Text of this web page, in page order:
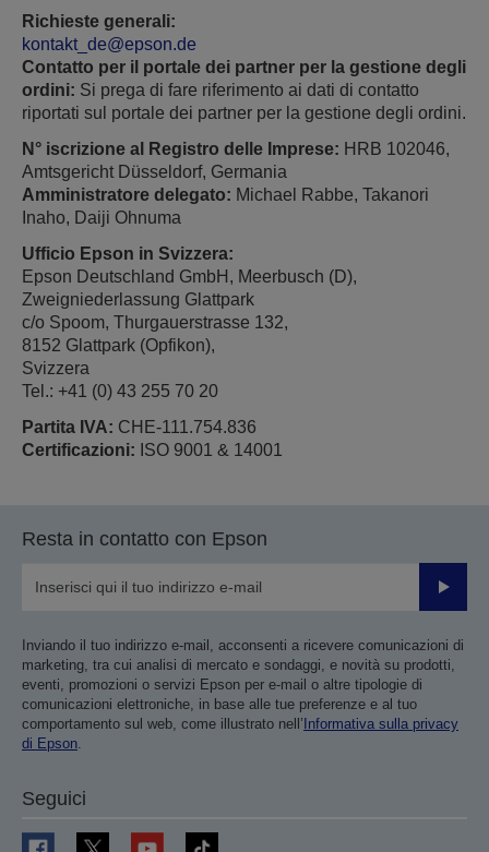
Richieste generali:
kontakt_de@epson.de
Contatto per il portale dei partner per la gestione degli
ordini: Si prega di fare riferimento ai dati di contatto
riportati sul portale dei partner per la gestione degli ordini.
N° iscrizione al Registro delle Imprese: HRB 102046,
Amtsgericht Düsseldorf, Germania
Amministratore delegato: Michael Rabbe, Takanori
Inaho, Daiji Ohnuma
Ufficio Epson in Svizzera:
Epson Deutschland GmbH, Meerbusch (D),
Zweigniederlassung Glattpark
c/o Spoom, Thurgauerstrasse 132,
8152 Glattpark (Opfikon),
Svizzera
Tel.: +41 (0) 43 255 70 20
Partita IVA: CHE-111.754.836
Certificazioni: ISO 9001 & 14001
Resta in contatto con Epson
Invia
Inviando il tuo indirizzo e-mail, acconsenti a ricevere comunicazioni di
marketing, tra cui analisi di mercato e sondaggi, e novità su prodotti,
eventi, promozioni o servizi Epson per e-mail o altre tipologie di
comunicazioni elettroniche, in base alle tue preferenze e al tuo
comportamento sul web, come illustrato nell’ Informativa sulla privacy
di Epson.
Seguici